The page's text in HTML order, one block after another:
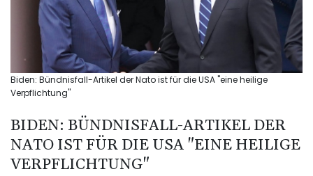
Biden: Bündnisfall-Artikel der Nato ist für die USA "eine heilige
Verpflichtung"
BIDEN: BÜNDNISFALL-ARTIKEL DER
NATO IST FÜR DIE USA "EINE HEILIGE
VERPFLICHTUNG"